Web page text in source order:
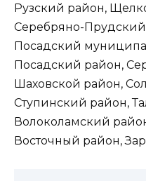
Рузский район,
Серебряно-
Посадский
Посадский район,
Шаховской район,
Ступинский район,
Волоколамский
Восточный район,